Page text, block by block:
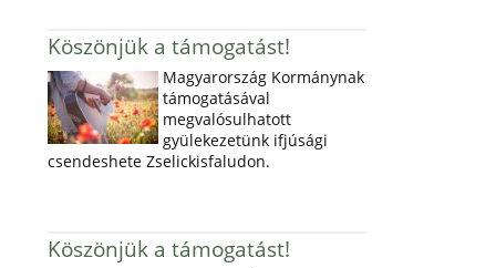
Köszönjük a támogatást!
Magyarország Kormánynak
támogatásával
megvalósulhatott
gyülekezetünk ifjúsági
csendeshete Zselickisfaludon.
Köszönjük a támogatást!